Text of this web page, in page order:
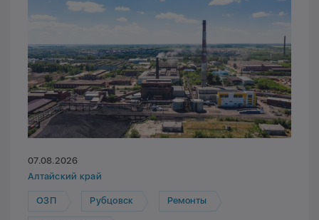
07.08.2026
Алтайский край
ОЗП Рубцовск Ремонты